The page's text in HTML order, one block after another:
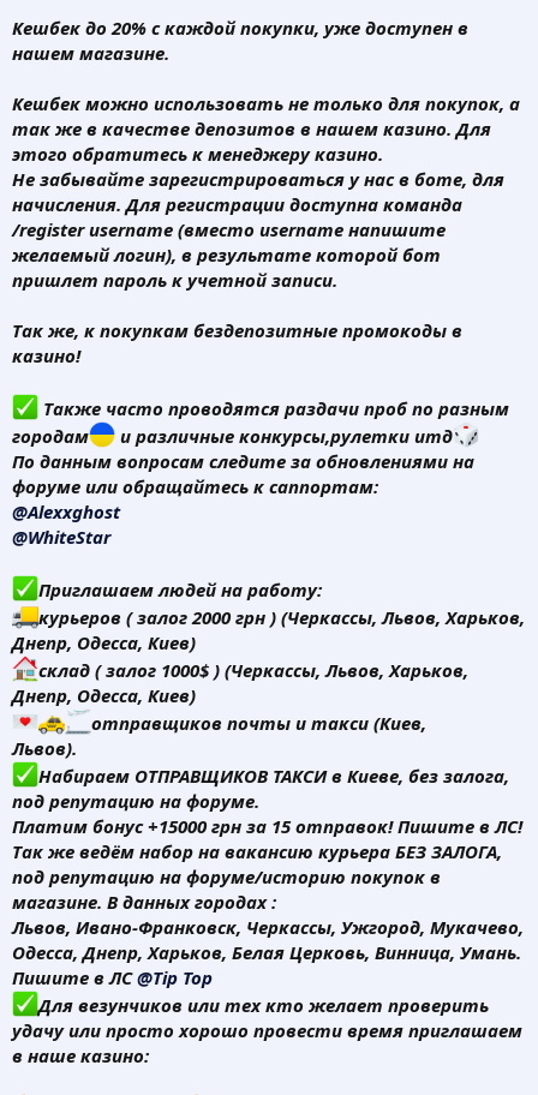
Кешбек до 20% с каждой покупки, уже доступен в
нашем магазине.
Кешбек можно использовать не только для покупок, а
так же в качестве депозитов в нашем казино. Для
этого обратитесь к менеджеру казино.
Не забывайте зарегистрироваться у нас в боте, для
начисления. Для регистрации доступна команда
/register username (вместо username напишите
желаемый логин), в результате которой бот
пришлет пароль к учетной записи.
Так же, к покупкам бездепозитные промокоды в
казино!
Также часто проводятся раздачи проб по разным
городам
и различные конкурсы,рулетки итд
По данным вопросам следите за обновлениями на
форуме или обращайтесь к саппортам:
@Alexxghost
@WhiteStar
Приглашаем людей на работу:
курьеров ( залог 2000 грн ) (Черкассы, Львов, Харьков,
Днепр, Одесса, Киев)
склад ( залог 1000$ ) (Черкассы, Львов, Харьков,
Днепр, Одесса, Киев)
отправщиков почты и такси (Киев,
Львов).
Набираем ОТПРАВЩИКОВ ТАКСИ в Киеве, без залога,
под репутацию на форуме.
Платим бонус +15000 грн за 15 отправок! Пишите в ЛС!
Так же ведём набор на вакансию курьера БЕЗ ЗАЛОГА,
под репутацию на форуме/историю покупок в
магазине. В данных городах :
Львов, Ивано-Франковск, Черкассы, Ужгород, Мукачево,
Одесса, Днепр, Харьков, Белая Церковь, Винница, Умань.
Пишите в ЛС@Tip Top
Для везунчиков или тех кто желает проверить
удачу или просто хорошо провести время приглашаем
в наше казино: